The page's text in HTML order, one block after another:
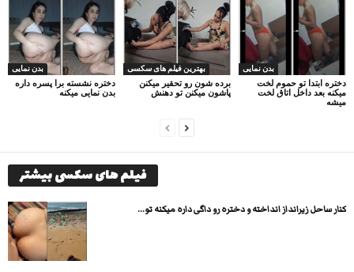
بدن نمایی
دختره نشسته برا پسره داره
بدن نمایی میکنه
بهترین فیلم های سکسی
برده شون رو تحقیر میکنن
پاشون میکنن تو دهنش
بدن نمایی
دختره ابتدا تو حموم لخت
میکنه بعد داخل اتاق لخت
میشه
فیلم های سکسی بیشتر
کنار ساحل زیرانداز انداخته و دختره رو داگی داره میکنه تو...